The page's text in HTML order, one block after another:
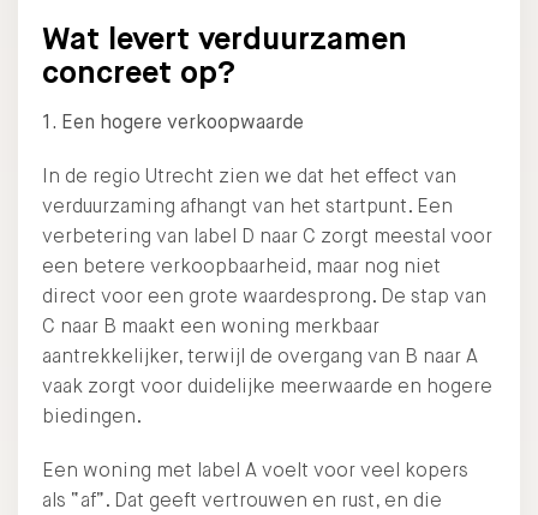
Wat levert verduurzamen
concreet op?
1. Een hogere verkoopwaarde
In de regio Utrecht zien we dat het effect van
verduurzaming afhangt van het startpunt. Een
verbetering van label D naar C zorgt meestal voor
een betere verkoopbaarheid, maar nog niet
direct voor een grote waardesprong. De stap van
C naar B maakt een woning merkbaar
aantrekkelijker, terwijl de overgang van B naar A
vaak zorgt voor duidelijke meerwaarde en hogere
biedingen.
Een woning met label A voelt voor veel kopers
als “af”. Dat geeft vertrouwen en rust, en die